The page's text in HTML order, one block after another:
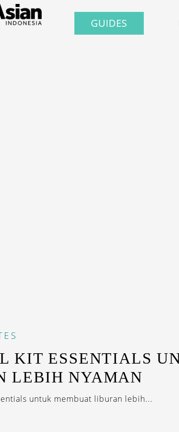
GUIDES
KIT ESSENTIALS
LEBIH NYAMAN
untuk membuat liburan lebih...